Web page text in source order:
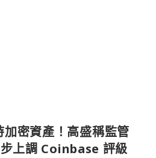
密資產！高盛稱監管
上調 Coinbase 評級